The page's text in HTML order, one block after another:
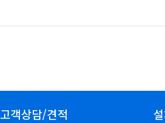
고객상담/견적